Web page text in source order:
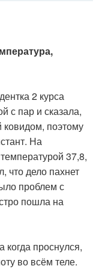
2 курса
с пар и сказала,
ковидом, поэтому
На
37,8,
что дело пахнет
проблем с
пошла на
когда проснулся,
во всём теле.